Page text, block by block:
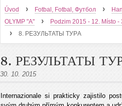
Úvod › Fotbal, Fotbal, Футбол ›
OLYMP "A"
› Podzim 2015 - 12. Místo -
› 8. РЕЗУЛЬТАТЫ ТУРA
8. РЕЗУЛЬТАТЫ
30. 10. 2015
Internazionale si prakticky zajistilo